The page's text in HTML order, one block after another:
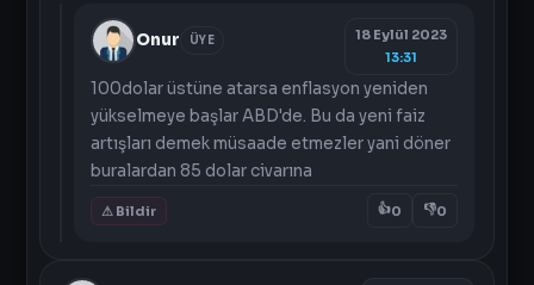
Onur ÜYE 18 Eylül 2023
13:31
100dolar üstüne atarsa enflasyon yeniden
yükselmeye başlar ABD'de. Bu da yeni faiz
artışları demek müsaade etmezler yani döner
buralardan 85 dolar civarına
⚠ Bildir 👍0 👎0